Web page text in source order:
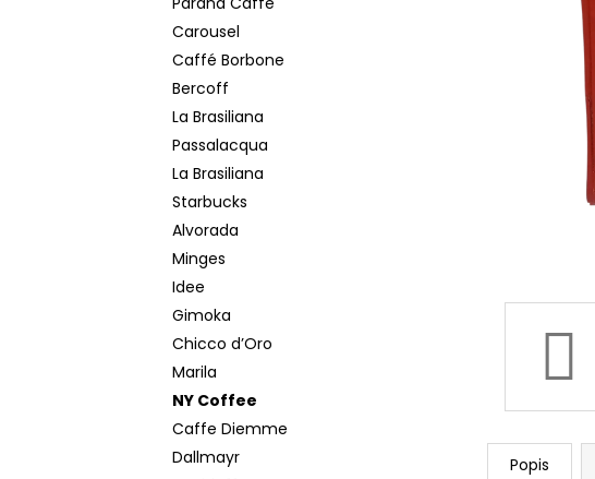
Carousel
Caffé Borbone
Bercoff
La Brasiliana
Passalacqua
La Brasiliana
Starbucks
Alvorada
Minges
Idee
Gimoka
Chicco d’Oro
Marila
NY Coffee
Caffe Diemme
Dallmayr
Popis
MOKATE 2IN1 XXL 24 KS
€5,50
MOKATE